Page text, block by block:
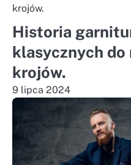
krojów.
Historia
klasycznych do
krojów.
9 lipca 2024